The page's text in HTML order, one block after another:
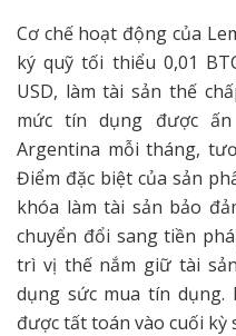
Cơ chế hoạt động của
ký quỹ tối thiểu 0,01
USD, làm tài sản thế
mức tín dụng được
Argentina mỗi tháng,
Điểm đặc biệt của sản
khóa làm tài sản bảo
chuyển đổi sang tiền
trì vị thế nắm giữ tài
dụng sức mua tín
được tất toán vào cuối kỳ